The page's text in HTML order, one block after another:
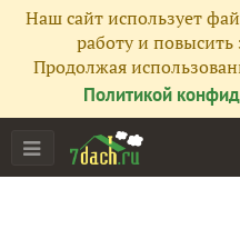
Наш сайт использует
работу и повысить
Продолжая
Политикой